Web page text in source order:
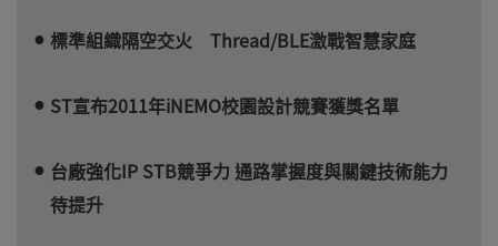
標準組織隔空交火 Thread/BLE激戰智慧家庭
ST宣布2011年iNEMO校園設計競賽獲獎名單
台廠強化IP STB競爭力 通路掌握度與關鍵技術能力
待提升